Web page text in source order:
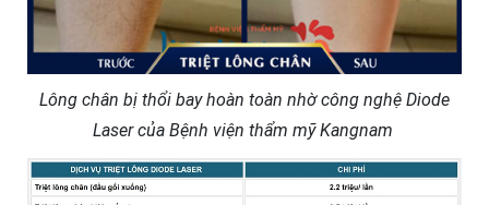
Lông chân bị thổi bay hoàn toàn nhờ công nghệ Diode
Laser của Bệnh viện thẩm mỹ Kangnam